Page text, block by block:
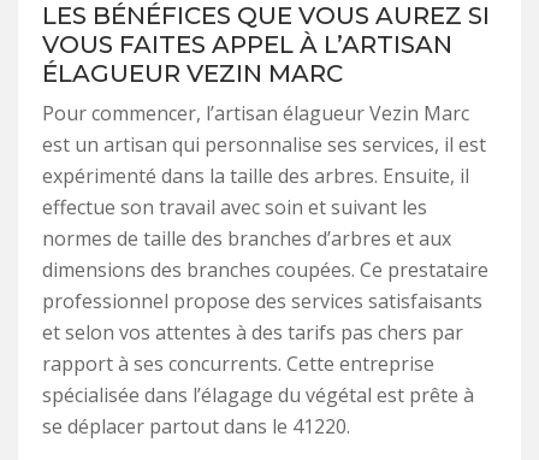
LES BÉNÉFICES QUE VOUS AUREZ SI
VOUS FAITES APPEL À L’ARTISAN
ÉLAGUEUR VEZIN MARC
Pour commencer, l’artisan élagueur Vezin Marc
est un artisan qui personnalise ses services, il est
expérimenté dans la taille des arbres. Ensuite, il
effectue son travail avec soin et suivant les
normes de taille des branches d’arbres et aux
dimensions des branches coupées. Ce prestataire
professionnel propose des services satisfaisants
et selon vos attentes à des tarifs pas chers par
rapport à ses concurrents. Cette entreprise
spécialisée dans l’élagage du végétal est prête à
se déplacer partout dans le 41220.